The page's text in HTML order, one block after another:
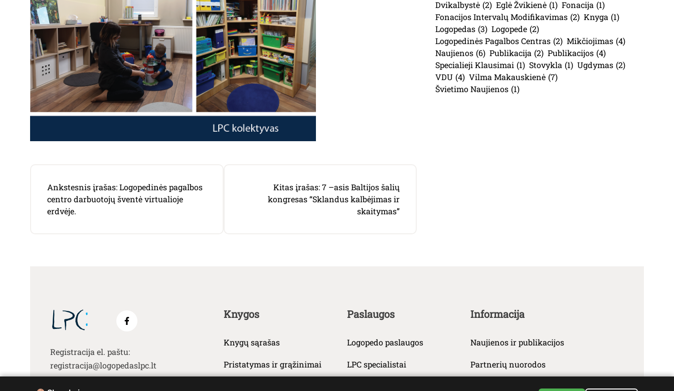
tarp
įrašų
Ankstesnis įrašas:Logopedinės pagalbos
centro darbuotojų šventė virtualioje
erdvėje.
Kitas įrašas:7 –asis Baltijos šalių
kongresas “Sklandus kalbėjimas ir
skaitymas”
Dvikalbystė (2) Eglė Žvikienė (1) Fonacija (1)
Fonacijos Intervalų Modifikavimas (2) Knyga (1)
Logopedas (3) Logopede (2)
Logopedinės Pagalbos Centras (2) Mikčiojimas (4)
Naujienos (6) Publikacija (2) Publikacijos (4)
Specialieji Klausimai (1) Stovykla (1) Ugdymas (2)
VDU (4) Vilma Makauskienė (7)
Švietimo Naujienos (1)
Registracija el. paštu:
registracija@logopedaslpc.lt
Knygos
Knygų sąrašas
Pristatymas ir grąžinimai
Paslaugos
Logopedo paslaugos
LPC specialistai
Informacija
Naujienos ir publikacijos
Partnerių nuorodos